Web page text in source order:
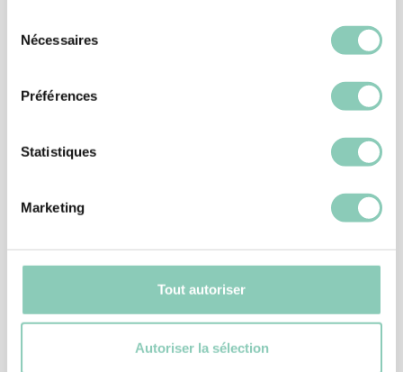
Nécessaires
Préférences
Statistiques
Marketing
Tout autoriser
Autoriser la sélection
14,90 € 11,92 €